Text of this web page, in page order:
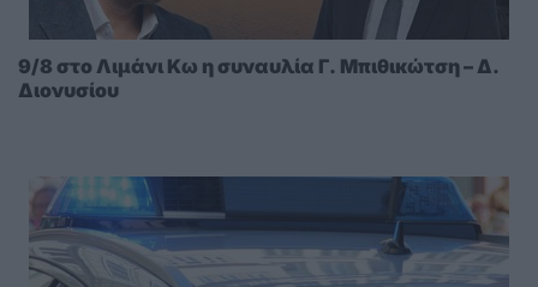
9/8 στο Λιμάνι Κω η συναυλία Γ. Μπιθικώτση – Δ.
Διονυσίου